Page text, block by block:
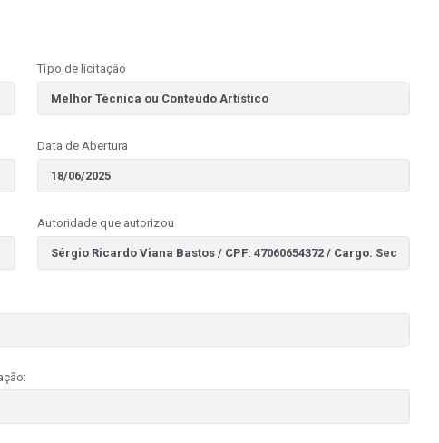
Tipo de licitação
Data de Abertura
Autoridade que autorizou